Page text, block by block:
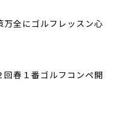
全にゴルフレッスン心
春１番ゴルフコンペ開